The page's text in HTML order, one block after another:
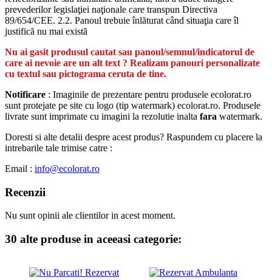
prevederilor legislaţiei naţionale care transpun Directiva
89/654/CEE. 2.2. Panoul trebuie înlăturat când situaţia care îl
justifică nu mai există
Nu ai gasit produsul cautat sau panoul/semnul/indicatorul de
care ai nevoie are un alt text ? Realizam panouri personalizate
cu textul sau pictograma ceruta de tine.
Notificare : Imaginile de prezentare pentru produsele ecolorat.ro
sunt protejate pe site cu logo (tip watermark) ecolorat.ro. Produsele
livrate sunt imprimate cu imagini la rezolutie inalta fara watermark.
Doresti si alte detalii despre acest produs? Raspundem cu placere la
intrebarile tale trimise catre :
Email : info@ecolorat.ro
Recenzii
Nu sunt opinii ale clientilor in acest moment.
30 alte produse in aceeasi categorie: